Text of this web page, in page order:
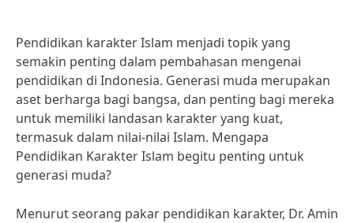
Pendidikan karakter Islam menjadi topik yang
semakin penting dalam pembahasan mengenai
pendidikan di Indonesia. Generasi muda merupakan
aset berharga bagi bangsa, dan penting bagi mereka
untuk memiliki landasan karakter yang kuat,
termasuk dalam nilai-nilai Islam. Mengapa
Pendidikan Karakter Islam begitu penting untuk
generasi muda?
Menurut seorang pakar pendidikan karakter, Dr. Amin